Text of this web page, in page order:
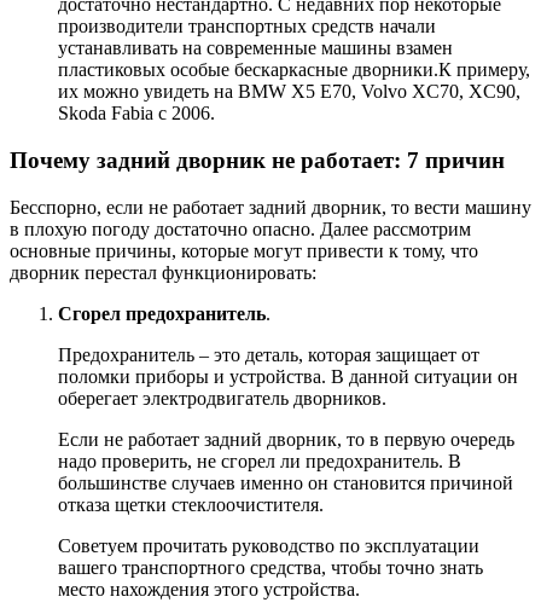
достаточно нестандартно. С недавних пор некоторые
производители транспортных средств начали
устанавливать на современные машины взамен
пластиковых особые бескаркасные дворники.К примеру,
их можно увидеть на BMW X5 E70, Volvo XC70, XC90,
Skoda Fabia с 2006.
Почему задний дворник не работает: 7 причин
Бесспорно, если не работает задний дворник, то вести машину
в плохую погоду достаточно опасно. Далее рассмотрим
основные причины, которые могут привести к тому, что
дворник перестал функционировать:
Сгорел предохранитель.
Предохранитель – это деталь, которая защищает от
поломки приборы и устройства. В данной ситуации он
оберегает электродвигатель дворников.
Если не работает задний дворник, то в первую очередь
надо проверить, не сгорел ли предохранитель. В
большинстве случаев именно он становится причиной
отказа щетки стеклоочистителя.
Советуем прочитать руководство по эксплуатации
вашего транспортного средства, чтобы точно знать
место нахождения этого устройства.